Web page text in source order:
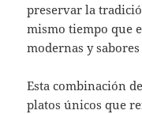
preservar la
mismo tiempo que
modernas y
Esta combinación
platos únicos que